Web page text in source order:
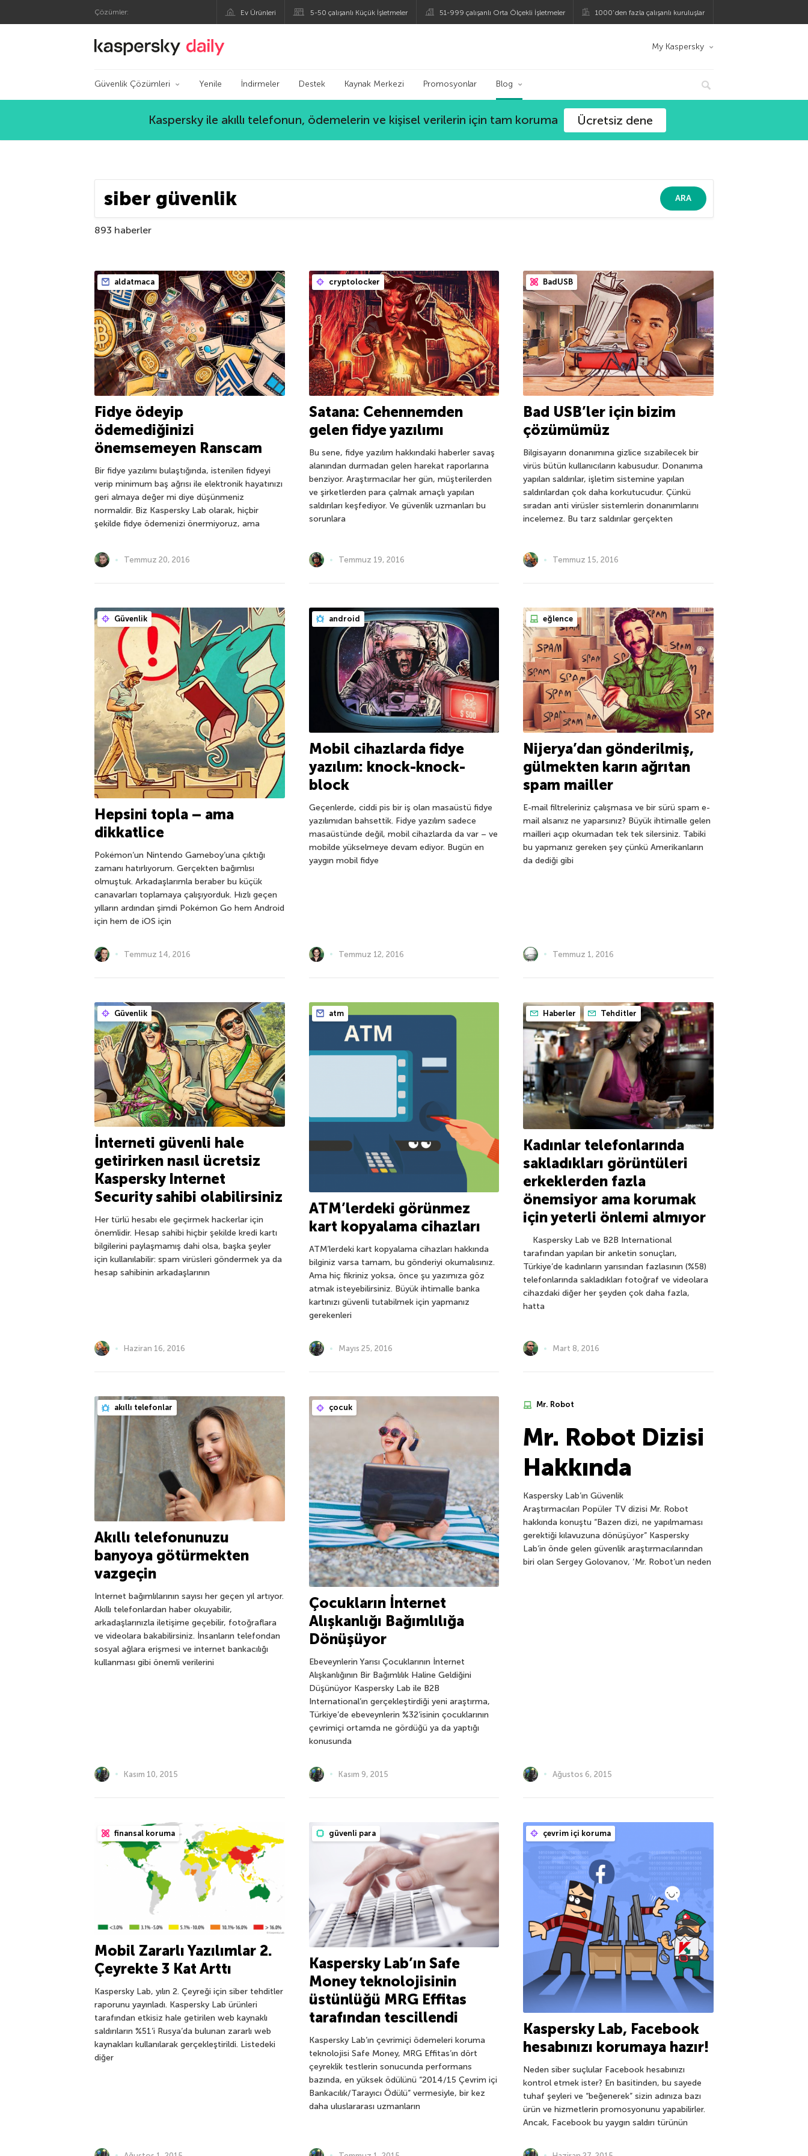
Çözümler: Ev Ürünleri 5-50 çalışanlı Küçük İşletmeler 51-999 çalışanlı Orta Ölçekli İşletmeler 1000’den fazla çalışanlı kuruluşlar
Kaspersky Resmi Blogu My Kaspersky
Güvenlik Çözümleri Yenile İndirmeler Destek Kaynak Merkezi Promosyonlar Blog
Kaspersky ile akıllı telefonun, ödemelerin ve kişisel verilerin için tam koruma Ücretsiz dene
ARA
893 haberler
aldatmaca
Fidye ödeyip
ödemediğinizi
önemsemeyen Ranscam
Bir fidye yazılımı bulaştığında, istenilen fidyeyi
verip minimum baş ağrısı ile elektronik hayatınızı
geri almaya değer mi diye düşünmeniz
normaldir. Biz Kaspersky Lab olarak, hiçbir
şekilde fidye ödemenizi önermiyoruz, ama
Temmuz 20, 2016
cryptolocker
Satana: Cehennemden
gelen fidye yazılımı
Bu sene, fidye yazılım hakkındaki haberler savaş
alanından durmadan gelen harekat raporlarına
benziyor. Araştırmacılar her gün, müşterilerden
ve şirketlerden para çalmak amaçlı yapılan
saldırıları keşfediyor. Ve güvenlik uzmanları bu
sorunlara
Temmuz 19, 2016
BadUSB
Bad USB’ler için bizim
çözümümüz
Bilgisayarın donanımına gizlice sızabilecek bir
virüs bütün kullanıcıların kabusudur. Donanıma
yapılan saldırılar, işletim sistemine yapılan
saldırılardan çok daha korkutucudur. Çünkü
sıradan anti virüsler sistemlerin donanımlarını
incelemez. Bu tarz saldırılar gerçekten
Temmuz 15, 2016
Güvenlik
Hepsini topla – ama
dikkatlice
Pokémon’un Nintendo Gameboy’una çıktığı
zamanı hatırlıyorum. Gerçekten bağımlısı
olmuştuk. Arkadaşlarımla beraber bu küçük
canavarları toplamaya çalışıyorduk. Hızlı geçen
yılların ardından şimdi Pokémon Go hem Android
için hem de iOS için
Temmuz 14, 2016
android
Mobil cihazlarda fidye
yazılım: knock-knock-
block
Geçenlerde, ciddi pis bir iş olan masaüstü fidye
yazılımıdan bahsettik. Fidye yazılım sadece
masaüstünde değil, mobil cihazlarda da var – ve
mobilde yükselmeye devam ediyor. Bugün en
yaygın mobil fidye
Temmuz 12, 2016
eğlence
Nijerya’dan gönderilmiş,
gülmekten karın ağrıtan
spam mailler
E-mail filtreleriniz çalışmasa ve bir sürü spam e-
mail alsanız ne yaparsınız? Büyük ihtimalle gelen
mailleri açıp okumadan tek tek silersiniz. Tabiki
bu yapmanız gereken şey çünkü Amerikanların
da dediği gibi
Temmuz 1, 2016
Güvenlik
İnterneti güvenli hale
getirirken nasıl ücretsiz
Kaspersky Internet
Security sahibi olabilirsiniz
Her türlü hesabı ele geçirmek hackerlar için
önemlidir. Hesap sahibi hiçbir şekilde kredi kartı
bilgilerini paylaşmamış dahi olsa, başka şeyler
için kullanılabilir: spam virüsleri göndermek ya da
hesap sahibinin arkadaşlarının
Haziran 16, 2016
atm
ATM’lerdeki görünmez
kart kopyalama cihazları
ATM’lerdeki kart kopyalama cihazları hakkında
bilginiz varsa tamam, bu gönderiyi okumalısınız.
Ama hiç fikriniz yoksa, önce şu yazımıza göz
atmak isteyebilirsiniz. Büyük ihtimalle banka
kartınızı güvenli tutabilmek için yapmanız
gerekenleri
Mayıs 25, 2016
Haberler Tehditler
Kadınlar telefonlarında
sakladıkları görüntüleri
erkeklerden fazla
önemsiyor ama korumak
için yeterli önlemi almıyor
Kaspersky Lab ve B2B International
tarafından yapılan bir anketin sonuçları,
Türkiye’de kadınların yarısından fazlasının (%58)
telefonlarında sakladıkları fotoğraf ve videolara
cihazdaki diğer her şeyden çok daha fazla,
hatta
Mart 8, 2016
akıllı telefonlar
Akıllı telefonunuzu
banyoya götürmekten
vazgeçin
Internet bağımlılarının sayısı her geçen yıl artıyor.
Akıllı telefonlardan haber okuyabilir,
arkadaşlarınızla iletişime geçebilir, fotoğraflara
ve videolara bakabilirsiniz. İnsanların telefondan
sosyal ağlara erişmesi ve internet bankacılığı
kullanması gibi önemli verilerini
Kasım 10, 2015
çocuk
Çocukların İnternet
Alışkanlığı Bağımlılığa
Dönüşüyor
Ebeveynlerin Yarısı Çocuklarının İnternet
Alışkanlığının Bir Bağımlılık Haline Geldiğini
Düşünüyor Kaspersky Lab ile B2B
International’ın gerçekleştirdiği yeni araştırma,
Türkiye’de ebeveynlerin %32’isinin çocuklarının
çevrimiçi ortamda ne gördüğü ya da yaptığı
konusunda
Kasım 9, 2015
Mr. Robot
Mr. Robot Dizisi
Hakkında
Kaspersky Lab’ın Güvenlik
Araştırmacıları Popüler TV dizisi Mr. Robot
hakkında konuştu “Bazen dizi, ne yapılmaması
gerektiği kılavuzuna dönüşüyor” Kaspersky
Lab’in önde gelen güvenlik araştırmacılarından
biri olan Sergey Golovanov, ‘Mr. Robot’un neden
Ağustos 6, 2015
finansal koruma
Mobil Zararlı Yazılımlar 2.
Çeyrekte 3 Kat Arttı
Kaspersky Lab, yılın 2. Çeyreği için siber tehditler
raporunu yayınladı. Kaspersky Lab ürünleri
tarafından etkisiz hale getirilen web kaynaklı
saldırıların %51’i Rusya’da bulunan zararlı web
kaynakları kullanılarak gerçekleştirildi. Listedeki
diğer
güvenli para
Kaspersky Lab’ın Safe
Money teknolojisinin
üstünlüğü MRG Effitas
tarafından tescillendi
Kaspersky Lab’ın çevrimiçi ödemeleri koruma
teknolojisi Safe Money, MRG Effitas’ın dört
çeyreklik testlerin sonucunda performans
bazında, en yüksek ödülünü “2014/15 Çevrim içi
Bankacılık/Tarayıcı Ödülü” vermesiyle, bir kez
daha uluslararası uzmanların
çevrim içi koruma
Kaspersky Lab, Facebook
hesabınızı korumaya hazır!
Neden siber suçlular Facebook hesabınızı
kontrol etmek ister? En basitinden, bu sayede
tuhaf şeyleri ve “beğenerek” sizin adınıza bazı
ürün ve hizmetlerin promosyonunu yapabilirler.
Ancak, Facebook bu yaygın saldırı türünün